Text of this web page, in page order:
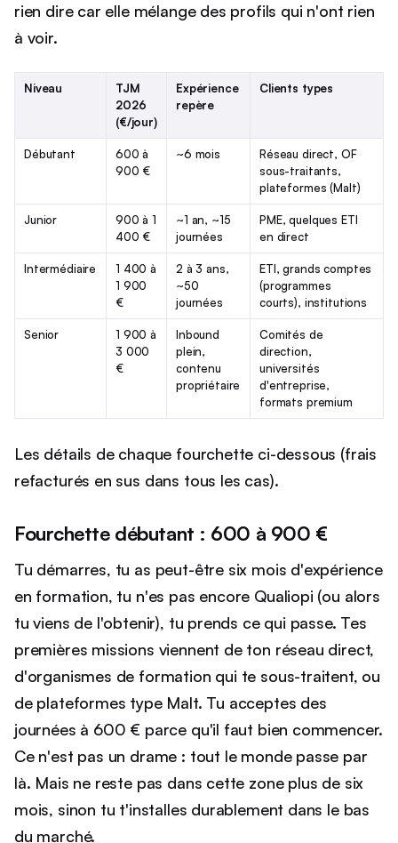
rien dire car elle mélange des profils qui n'ont rien
à voir.
Niveau
TJM
2026
(€/jour)
Expérience
repère
Clients types
Débutant
600 à
900 €
~6 mois
Réseau direct, OF
sous-traitants,
plateformes (Malt)
Junior
900 à 1
400 €
~1 an, ~15
journées
PME, quelques ETI
en direct
Intermédiaire
1 400 à
1 900
€
2 à 3 ans,
~50
journées
ETI, grands comptes
(programmes
courts), institutions
Senior
1 900 à
3 000
€
Inbound
plein,
contenu
propriétaire
Comités de
direction,
universités
d'entreprise,
formats premium
Les détails de chaque fourchette ci-dessous (frais
refacturés en sus dans tous les cas).
Fourchette débutant : 600 à 900 €
Tu démarres, tu as peut-être six mois d'expérience
en formation, tu n'es pas encore Qualiopi (ou alors
tu viens de l'obtenir), tu prends ce qui passe. Tes
premières missions viennent de ton réseau direct,
d'organismes de formation qui te sous-traitent, ou
de plateformes type Malt. Tu acceptes des
journées à 600 € parce qu'il faut bien commencer.
Ce n'est pas un drame : tout le monde passe par
là. Mais ne reste pas dans cette zone plus de six
mois, sinon tu t'installes durablement dans le bas
du marché.